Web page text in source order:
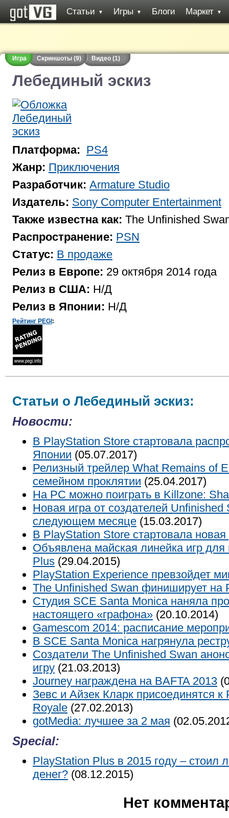
Статьи ▼ Игры ▼ Блоги Маркет ▼
Игра Скриншоты (9) Видео (1)
Лебединый эскиз
Платформа: PS4
Жанр: Приключения
Разработчик: Armature Studio
Издатель: Sony Computer Entertainment
Также известна как: The Unfinished
Распространение: PSN
Статус: В продаже
Релиз в Европе: 29 октября 2014 года
Релиз в США: Н/Д
Релиз в Японии: Н/Д
Рейтинг PEGI :
Статьи о Лебединый эскиз:
Новости:
В PlayStation Store стартовала
Японии (05.07.2017)
Релизный трейлер What Remains of
семейном проклятии (25.04.2017)
На PC можно поиграть в Killzone:
Новая игра от создателей Unfinished
следующем месяце (15.03.2017)
В PlayStation Store стартовала
Объявлена майская линейка игр
Plus (29.04.2015)
PlayStation Experience превзойдет
The Unfinished Swan финиширует на
Студия SCE Santa Monica наняла
настоящего «графона» (20.10.2014)
Gamescom 2014: расписание
В SCE Santa Monica нагрянула
Создатели The Unfinished Swan
игру (21.03.2013)
Journey награждена на BAFTA 2013
Зевс и Айзек Кларк присоединятся
Royale (27.02.2013)
gotMedia: лучшее за 2 мая
Special:
PlayStation Plus в 2015 году – стоил
денег? (08.12.2015)
Нет